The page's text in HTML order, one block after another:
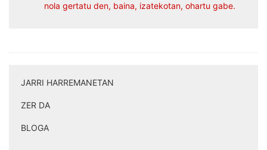
nola gertatu den, baina, izatekotan, ohartu gabe.
JARRI HARREMANETAN
ZER DA
BLOGA